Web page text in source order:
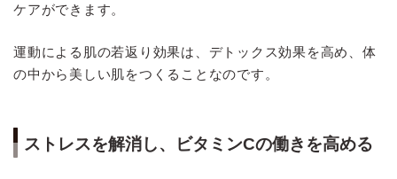
ケアができます。
運動による肌の若返り効果は、デトックス効果を高め、体
の中から美しい肌をつくることなのです。
ストレスを解消し、ビタミンCの働きを高める